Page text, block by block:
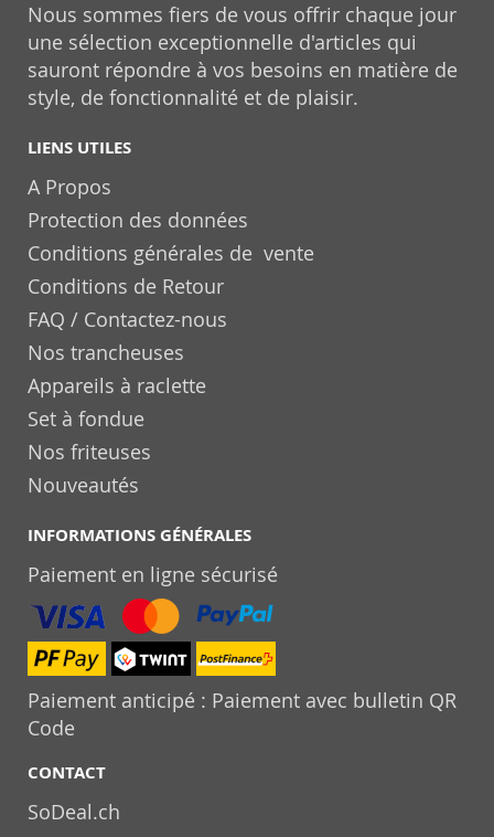
Nous sommes fiers de vous offrir chaque jour
une sélection exceptionnelle d'articles qui
sauront répondre à vos besoins en matière de
style, de fonctionnalité et de plaisir.
LIENS UTILES
A Propos
Protection des données
Conditions générales de vente
Conditions de Retour
FAQ / Contactez-nous
Nos trancheuses
Appareils à raclette
Set à fondue
Nos friteuses
Nouveautés
INFORMATIONS GÉNÉRALES
Paiement en ligne sécurisé
Paiement anticipé : Paiement avec bulletin QR
Code
CONTACT
SoDeal.ch